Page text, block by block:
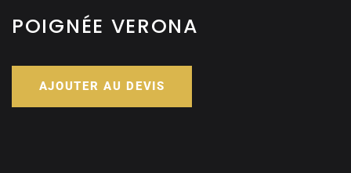
POIGNÉE VERONA
AJOUTER AU DEVIS